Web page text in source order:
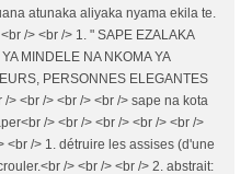
atunaka aliyaka nyama ekila te.
/> <br /> 1. " SAPE EZALAKA
MINDELE NA NKOMA YA
PERSONNES ELEGANTES
> <br /> <br /> <br /> sape na kota
/> <br /> <br /> <br /> <br />
<br /> 1. détruire les assises (d'une
/> <br /> <br /> 2. abstrait: